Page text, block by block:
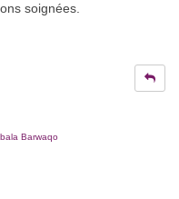
soignées.
Barwaqo